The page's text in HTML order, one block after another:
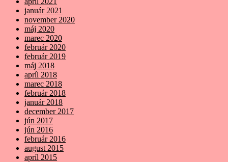
január 2021
november 2020
máj 2020
marec 2020
február 2020
február 2019
máj 2018
apríl 2018
marec 2018
február 2018
január 2018
december 2017
jún 2017
jún 2016
február 2016
august 2015
apríl 2015